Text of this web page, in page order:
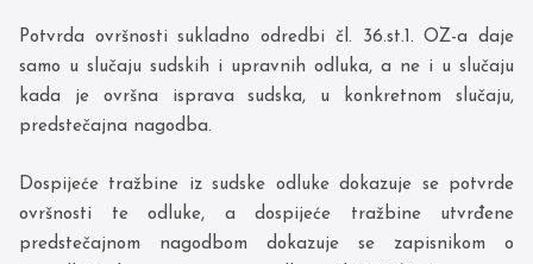
Potvrda ovršnosti sukladno odredbi čl. 36.st.1. OZ-a daje
samo u slučaju sudskih i upravnih odluka, a ne i u slučaju
kada je ovršna isprava sudska, u konkretnom slučaju,
predstečajna nagodba.
Dospijeće tražbine iz sudske odluke dokazuje se potvrde
ovršnosti te odluke, a dospijeće tražbine utvrđene
predstečajnom nagodbom dokazuje se zapisnikom o